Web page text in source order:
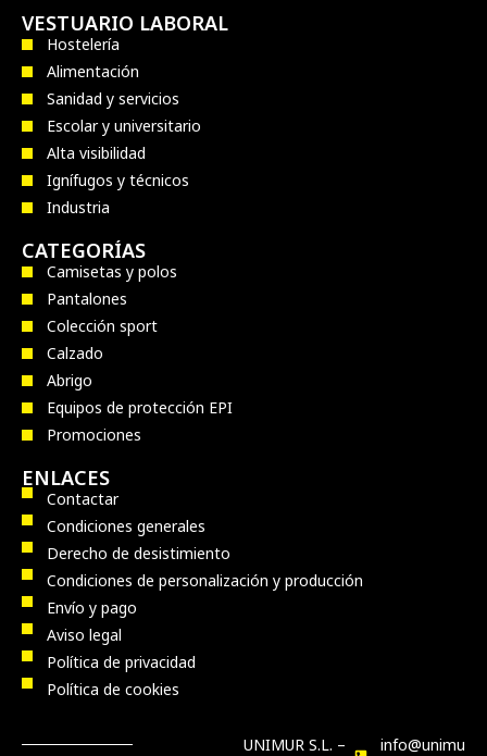
VESTUARIO LABORAL
Hostelería
Alimentación
Sanidad y servicios
Escolar y universitario
Alta visibilidad
Ignífugos y técnicos
Industria
CATEGORÍAS
Camisetas y polos
Pantalones
Colección sport
Calzado
Abrigo
Equipos de protección EPI
Promociones
ENLACES
Contactar
Condiciones generales
Derecho de desistimiento
Condiciones de personalización y producción
Envío y pago
Aviso legal
Política de privacidad
Política de cookies
UNIMUR S.L. – info@unimu